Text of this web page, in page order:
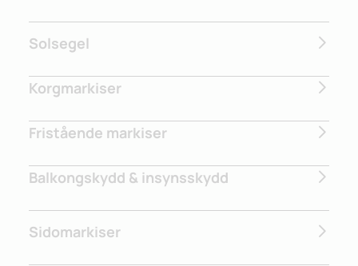
Solsegel
Korgmarkiser
Fristående markiser
Balkongskydd & insynsskydd
Sidomarkiser